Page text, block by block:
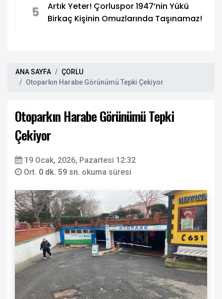
5
Artık Yeter! Çorluspor 1947’nin Yükü
Birkaç Kişinin Omuzlarında Taşınamaz!
ANA SAYFA
ÇORLU
Otoparkın Harabe Görünümü Tepki Çekiyor
Otoparkın Harabe Görünümü Tepki
Çekiyor
19 Ocak, 2026, Pazartesi 12:32
Ort. 0 dk. 59 sn. okuma süresi